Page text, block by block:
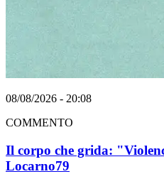
08/08/2026 - 20:08
COMMENTO
Il corpo che grida:
Locarno79